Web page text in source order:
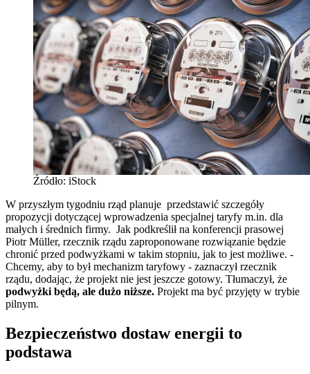
Źródło: iStock
W przyszłym tygodniu rząd planuje przedstawić szczegóły
propozycji dotyczącej wprowadzenia specjalnej taryfy m.in. dla
małych i średnich firmy. Jak podkreślił na konferencji prasowej
Piotr Müller, rzecznik rządu zaproponowane rozwiązanie będzie
chronić przed podwyżkami w takim stopniu, jak to jest możliwe. -
Chcemy, aby to był mechanizm taryfowy - zaznaczył rzecznik
rządu, dodając, że projekt nie jest jeszcze gotowy. Tłumaczył, że
podwyżki będą, ale dużo niższe. Projekt ma być przyjęty w trybie
pilnym.
Bezpieczeństwo dostaw energii to
podstawa